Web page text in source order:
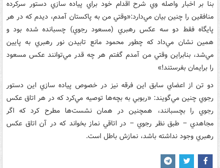
بنا بر اخبار واصله وي شرح اقدام خود براي پياده سازي دستور سركرده
منافقين را چنين بيان مي‌دارد:«وقتي من به پاكستان آمدم، ديدم كه در هر
پايگاه فقط دو سه عكس رهبري (مسعود رجوي) چسبانده شده بود و
همين نشان مي‌داد كه چطور محمود مانع تابيدن نور رهبري به پايين
مي‌شد، بنابراين وقتي من آمدم گفتم هر چه قدر مي‌توانند عكس مسعود
را برايمان بفرستند!»
دو تن از اعضاي سابق اين فرقه نيز در خصوص پياده سازي اين دستور
رجوي چنين مي‌گويند: «ربوبي به بچه‌ها توصيه مي‌كرد كه در هر اتاق عكس
رجوي را بچسبانند، همچنين در همان نشست‌ها مطرح كرد كه اگر
مجاهدي – طبق نظر رجوي – در اتاقي نماز بخواند كه در آن اتاق عكس
رهبري وجود نداشته باشد، نمازش باطل است.